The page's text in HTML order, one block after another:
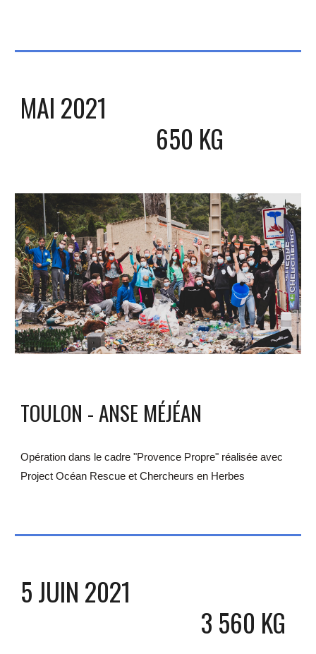
MAI 2021
650 KG
TOULON - ANSE MÉJÉAN
Opération dans le cadre "Provence Propre" réalisée avec
Project Océan Rescue et Chercheurs en Herbes
5 JUIN 2021
3 560 KG